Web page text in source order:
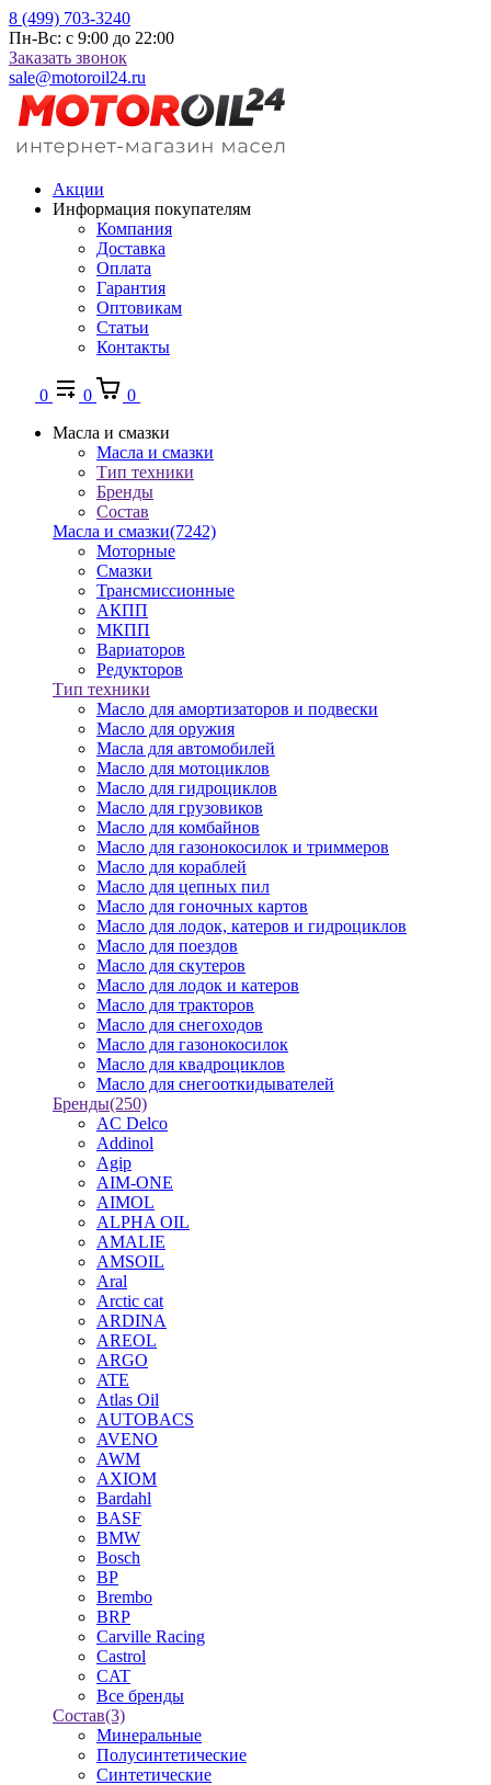
8 (499) 703-3240
Пн-Вс: с 9:00 до 22:00
Заказать звонок
sale@motoroil24.ru
Акции
Информация покупателям
Компания
Доставка
Оплата
Гарантия
Оптовикам
Статьи
Контакты
0 0
0
Масла и смазки
Масла и смазки
Тип техники
Бренды
Состав
Масла и смазки(7242)
Моторные
Смазки
Трансмиссионные
АКПП
МКПП
Вариаторов
Редукторов
Тип техники
Масло для амортизаторов и подвески
Масло для оружия
Масла для автомобилей
Масло для мотоциклов
Масло для гидроциклов
Масло для грузовиков
Масло для комбайнов
Масло для газонокосилок и триммеров
Масло для кораблей
Масло для цепных пил
Масло для гоночных картов
Масло для лодок, катеров и гидроциклов
Масло для поездов
Масло для скутеров
Масло для лодок и катеров
Масло для тракторов
Масло для снегоходов
Масло для газонокосилок
Масло для квадроциклов
Масло для снегооткидывателей
Бренды(250)
AC Delco
Addinol
Agip
AIM-ONE
AIMOL
ALPHA OIL
AMALIE
AMSOIL
Aral
Arctic cat
ARDINA
AREOL
ARGO
ATE
Atlas Oil
AUTOBACS
AVENO
AWM
AXIOM
Bardahl
BASF
BMW
Bosch
BP
Brembo
BRP
Carville Racing
Castrol
CAT
Все бренды
Состав(3)
Минеральные
Полусинтетические
Синтетические